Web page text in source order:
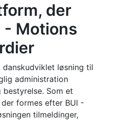
der
- Motions
løsning til
administration
Som et
der formes efter BUI -
tilmeldinger,